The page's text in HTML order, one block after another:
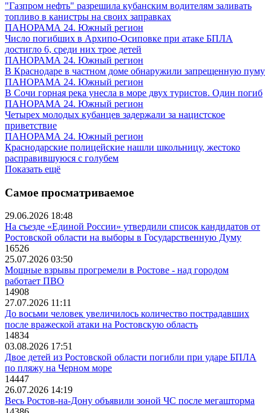
"Газпром нефть" разрешила кубанским водителям заливать
топливо в канистры на своих заправках
ПАНОРАМА 24. Южный регион
Число погибших в Архипо-Осиповке при атаке БПЛА
достигло 6, среди них трое детей
ПАНОРАМА 24. Южный регион
В Краснодаре в частном доме обнаружили запрещенную пуму
ПАНОРАМА 24. Южный регион
В Сочи горная река унесла в море двух туристов. Один погиб
ПАНОРАМА 24. Южный регион
Четырех молодых кубанцев задержали за нацистское
приветствие
ПАНОРАМА 24. Южный регион
Краснодарские полицейские нашли школьницу, жестоко
расправившуюся с голубем
Показать ещё
Самое просматриваемое
29.06.2026 18:48
На съезде «Единой России» утвердили список кандидатов от
Ростовской области на выборы в Государственную Думу
16526
25.07.2026 03:50
Мощные взрывы прогремели в Ростове - над городом
работает ПВО
14908
27.07.2026 11:11
До восьми человек увеличилось количество пострадавших
после вражеской атаки на Ростовскую область
14834
03.08.2026 17:51
Двое детей из Ростовской области погибли при ударе БПЛА
по пляжу на Черном море
14447
26.07.2026 14:19
Весь Ростов-на-Дону объявили зоной ЧС после мегашторма